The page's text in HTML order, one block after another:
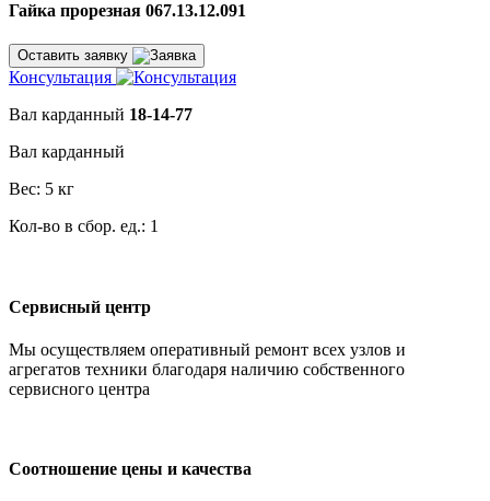
Гайка прорезная 067.13.12.091
Оставить заявку
Консультация
Вал карданный 18-14-77
Вал карданный
Вес: 5 кг
Кол-во в сбор. ед.: 1
Сервисный центр
Мы осуществляем оперативный ремонт всех узлов и
агрегатов техники благодаря наличию собственного
сервисного центра
Соотношение цены и качества